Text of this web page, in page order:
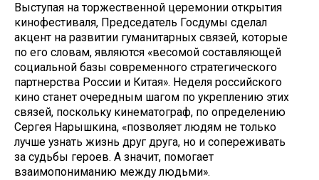
Выступая на торжественной церемонии открытия
кинофестиваля, Председатель Госдумы сделал
акцент на развитии гуманитарных связей, которые
по его словам, являются «весомой составляющей
социальной базы современного стратегического
партнерства России и Китая». Неделя российского
кино станет очередным шагом по укреплению этих
связей, поскольку кинематограф, по определению
Сергея Нарышкина, «позволяет людям не только
лучше узнать жизнь друг друга, но и сопереживать
за судьбы героев. А значит, помогает
взаимопониманию между людьми».